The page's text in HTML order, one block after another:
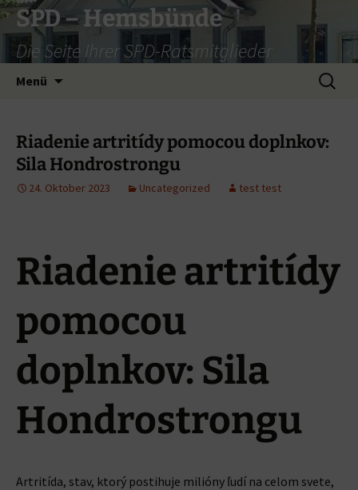
Zum
Inhalt
springen
SPD – Hemsbünde
Die Seite Ihrer SPD-Ratsmitglieder
Menü
Suche
nach:
Riadenie artritídy pomocou doplnkov:
Sila Hondrostrongu
24. Oktober 2023 Uncategorized test test
Riadenie artritídy
pomocou
doplnkov: Sila
Hondrostrongu
Artritída, stav, ktorý postihuje milióny ľudí na celom svete,